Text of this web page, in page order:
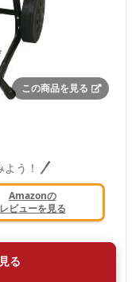
この商品を見る
う！
Amazonの
レビューを見る
る